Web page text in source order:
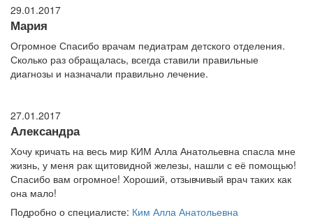
29.01.2017
Мария
Огромное Спасибо врачам педиатрам детского отделения.
Сколько раз обращалась, всегда ставили правильные
диагнозы и назначали правильно лечение.
27.01.2017
Александра
Хочу кричать на весь мир КИМ Алла Анатольевна спасла мне
жизнь, у меня рак щитовидной железы, нашли с её помощью!
Спасибо вам огромное! Хороший, отзывчивый врач таких как
она мало!
Подробно о специалисте: Ким Алла Анатольевна